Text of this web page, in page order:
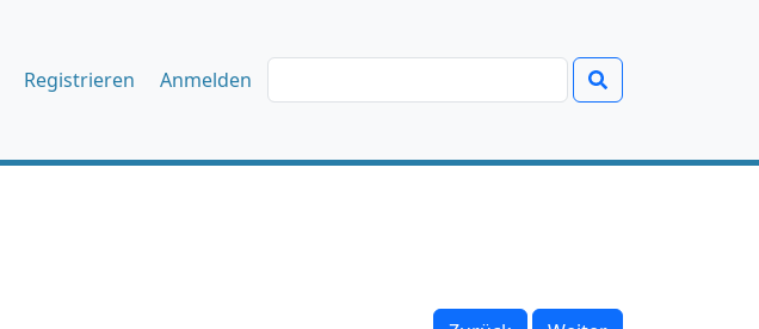
Registrieren Anmelden